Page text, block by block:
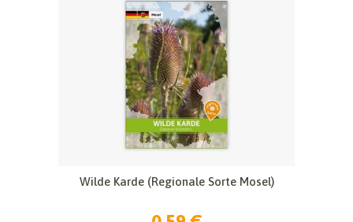
Wilde Karde (Regionale Sorte Mosel)